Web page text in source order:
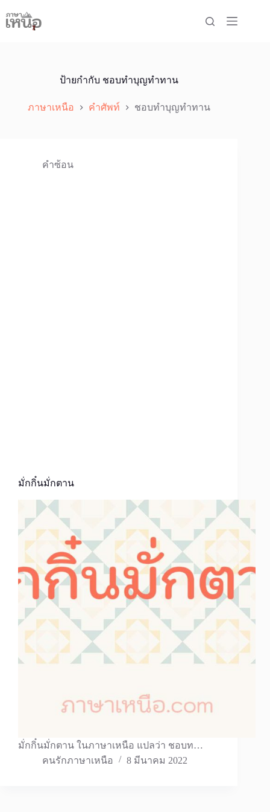
to
content
ป้ายกำกับ ชอบทำบุญทำทาน
ภาษาเหนือ คำศัพท์ ชอบทำบุญทำทาน
คำซ้อน
มั่กกิ๋นมั่กตาน
มั่กกิ๋นมั่กตาน ในภาษาเหนือ แปลว่า ชอบท…
คนรักภาษาเหนือ
8 มีนาคม 2022